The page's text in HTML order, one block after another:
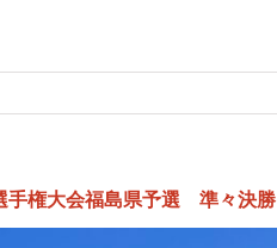
手権大会福島県予選 準々決勝